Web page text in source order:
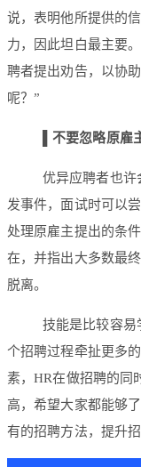
说，表明他所提供的
力，因此坦白最主要
聘者提出劝告，以协
呢？”
▌不要忽略原雇
优异应聘者也许
发事件，面试时可以
处理原雇主提出的条
在，并指出大多数最
脱离。
技能是比较容易
个招聘过程牵扯更多
素，HR在做招聘的同
高，希望大家都能够
有的招聘方法，提升